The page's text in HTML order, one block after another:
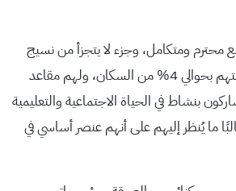
محترم ومتكامل، وجزء لا يتجزأ من نسيج
المجتمع الأردني، تُقدر نسبتهم بحوالي 4% من السكان، ولهم مقاعد
بنشاط في الحياة الاجتماعية والتعليمية
ما يُنظر إليهم على أنهم عنصر أساسي في